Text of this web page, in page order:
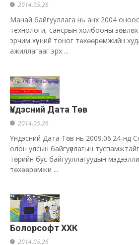
2014.05.26
Манай байгууллага нь анх 2004
технологи, сансрын холбооны зөвлөх
эрчим хүчний тоног төхөөрөмжийн
ажиллагааг эрх ...
Үндэсний Дата Төв
2014.05.26
Үндэсний Дата Төв нь 2009.06.24-нд
олон улсын байгуүллагын
төрийн бус байгууллагуудын
төхөөрөмжи ...
Болорсофт ХХК
2014.05.26